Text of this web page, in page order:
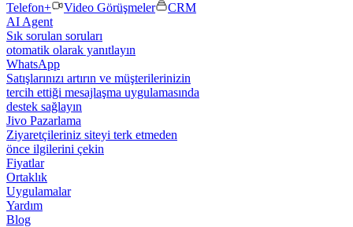
Telefon+
Video Görüşmeler
CRM
AI Agent
Sık sorulan soruları
otomatik olarak yanıtlayın
WhatsApp
Satışlarınızı artırın ve müşterilerinizin
tercih ettiği mesajlaşma uygulamasında
destek sağlayın
Jivo Pazarlama
Ziyaretçileriniz siteyi terk etmeden
önce ilgilerini çekin
Fiyatlar
Ortaklık
Uygulamalar
Yardım
Blog